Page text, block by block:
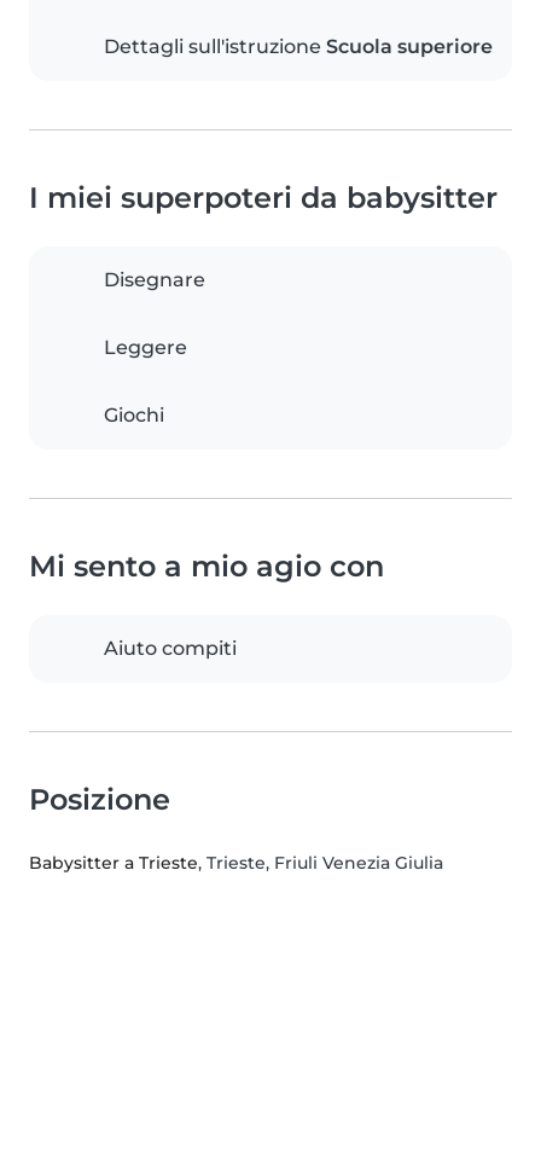
Dettagli sull'istruzione Scuola superiore
I miei superpoteri da babysitter
Disegnare
Leggere
Giochi
Mi sento a mio agio con
Aiuto compiti
Posizione
Babysitter a Trieste, Trieste, Friuli Venezia Giulia